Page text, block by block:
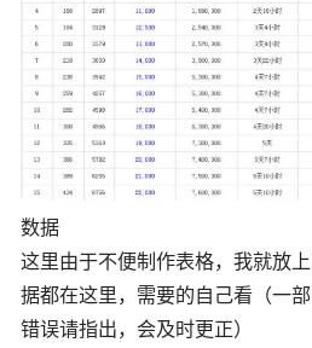
数据
这里由于不便制作表格，我就放
据都在这里，需要的自己看（一
错误请指出，会及时更正）